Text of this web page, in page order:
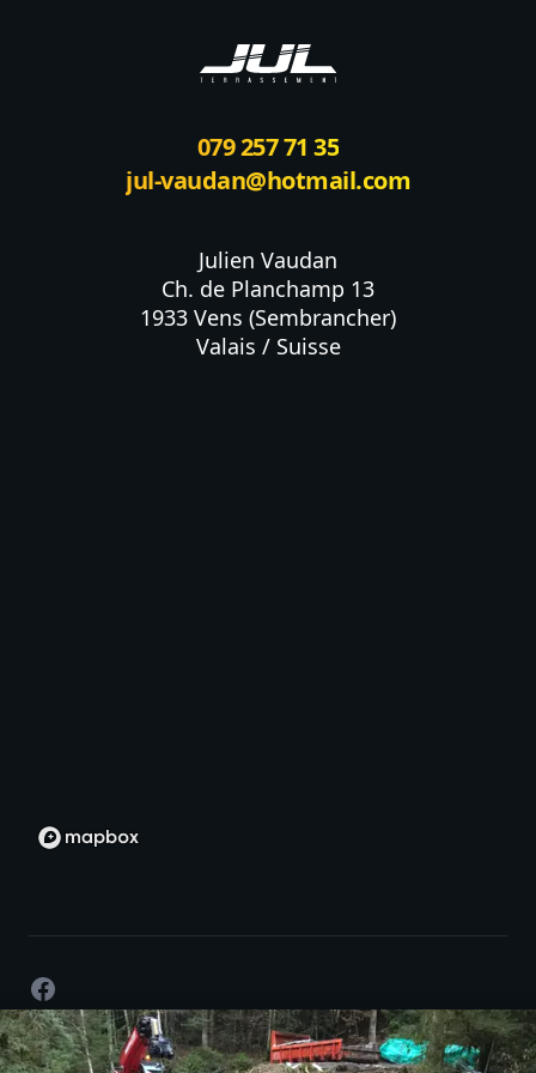
079 257 71 35
jul-vaudan@hotmail.com
Julien Vaudan
Ch. de Planchamp 13
1933 Vens (Sembrancher)
Valais / Suisse
Facebook
©2026- Développement par passion -